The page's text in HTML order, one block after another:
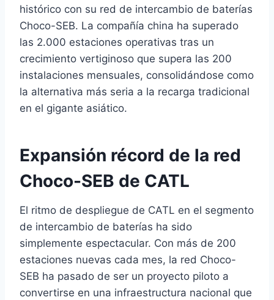
histórico con su red de intercambio de baterías
Choco-SEB. La compañía china ha superado
las 2.000 estaciones operativas tras un
crecimiento vertiginoso que supera las 200
instalaciones mensuales, consolidándose como
la alternativa más seria a la recarga tradicional
en el gigante asiático.
Expansión récord de la red
Choco-SEB de CATL
El ritmo de despliegue de CATL en el segmento
de intercambio de baterías ha sido
simplemente espectacular. Con más de 200
estaciones nuevas cada mes, la red Choco-
SEB ha pasado de ser un proyecto piloto a
convertirse en una infraestructura nacional que